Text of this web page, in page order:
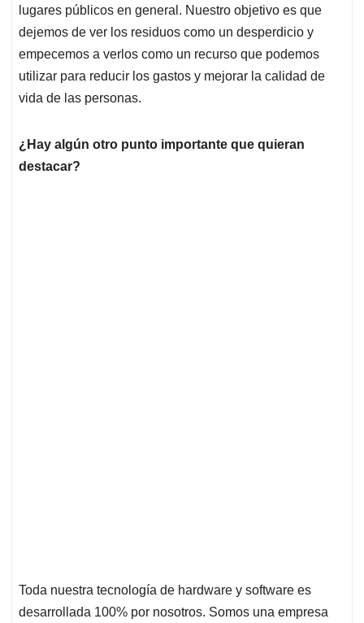
lugares públicos en general. Nuestro objetivo es que
dejemos de ver los residuos como un desperdicio y
empecemos a verlos como un recurso que podemos
utilizar para reducir los gastos y mejorar la calidad de
vida de las personas.
¿Hay algún otro punto importante que quieran
destacar?
Toda nuestra tecnología de hardware y software es
desarrollada 100% por nosotros. Somos una empresa